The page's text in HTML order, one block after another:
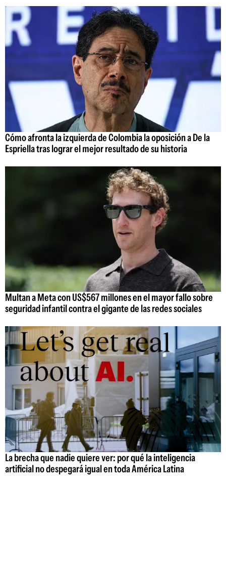
Cómo afronta la izquierda de Colombia la oposición a De la
Espriella tras lograr el mejor resultado de su historia
Multan a Meta con US$567 millones en el mayor fallo sobre
seguridad infantil contra el gigante de las redes sociales
La brecha que nadie quiere ver: por qué la inteligencia
artificial no despegará igual en toda América Latina